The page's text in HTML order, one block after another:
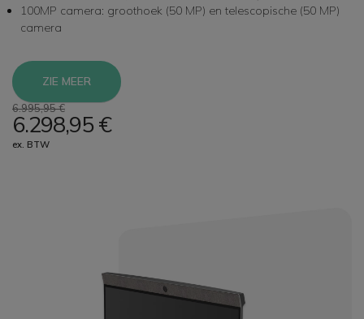
100MP camera: groothoek (50 MP) en telescopische (50 MP)
camera
ZIE MEER
6.995,95 €
6.298,95 €
ex. BTW